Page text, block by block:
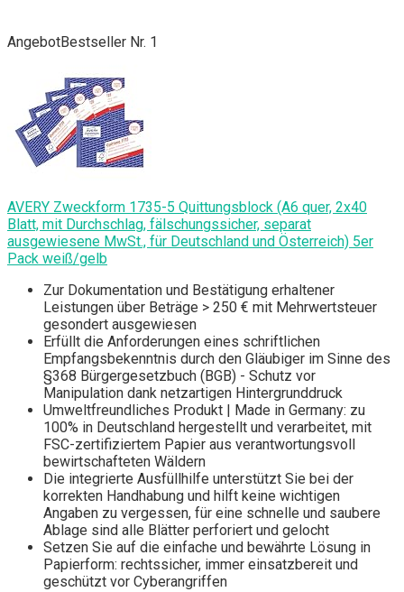
AngebotBestseller Nr. 1
AVERY Zweckform 1735-5 Quittungsblock (A6 quer, 2x40
Blatt, mit Durchschlag, fälschungssicher, separat
ausgewiesene MwSt., für Deutschland und Österreich) 5er
Pack weiß/gelb
Zur Dokumentation und Bestätigung erhaltener
Leistungen über Beträge > 250 € mit Mehrwertsteuer
gesondert ausgewiesen
Erfüllt die Anforderungen eines schriftlichen
Empfangsbekenntnis durch den Gläubiger im Sinne des
§368 Bürgergesetzbuch (BGB) - Schutz vor
Manipulation dank netzartigen Hintergrunddruck
Umweltfreundliches Produkt | Made in Germany: zu
100% in Deutschland hergestellt und verarbeitet, mit
FSC-zertifiziertem Papier aus verantwortungsvoll
bewirtschafteten Wäldern
Die integrierte Ausfüllhilfe unterstützt Sie bei der
korrekten Handhabung und hilft keine wichtigen
Angaben zu vergessen, für eine schnelle und saubere
Ablage sind alle Blätter perforiert und gelocht
Setzen Sie auf die einfache und bewährte Lösung in
Papierform: rechtssicher, immer einsatzbereit und
geschützt vor Cyberangriffen